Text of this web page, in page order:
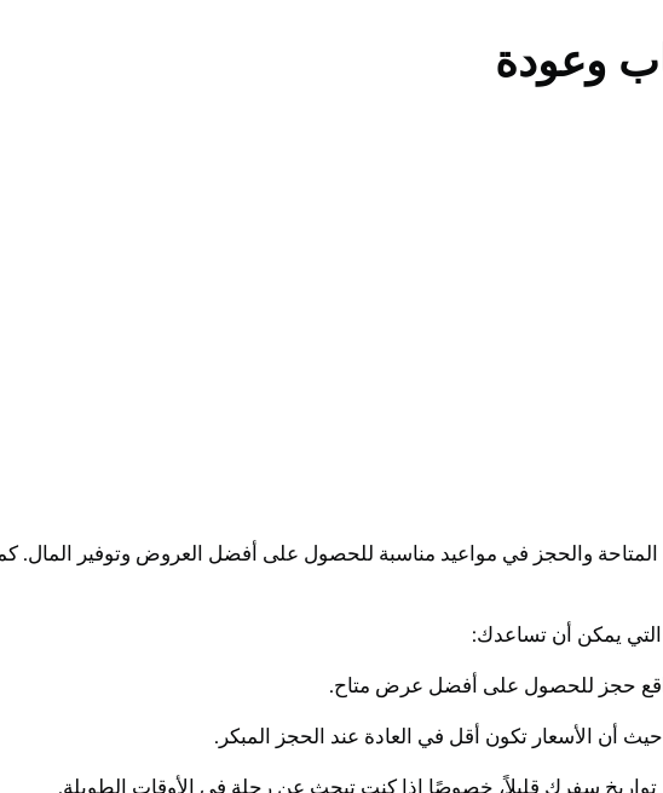
وعودة
والحجز في مواعيد مناسبة للحصول على أفضل العروض وتوفير المال.
التي يمكن أن تساعدك: